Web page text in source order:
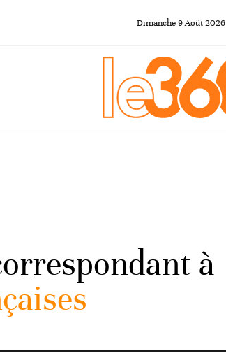
Dimanche 9Août 2026
à